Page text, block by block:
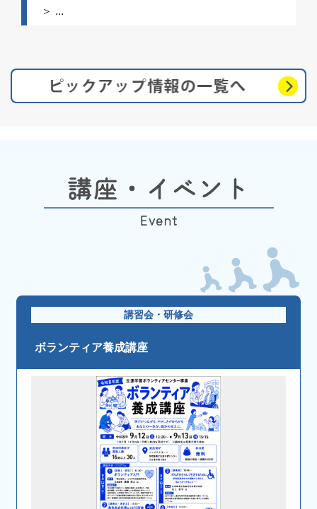
＞ ...
講習会・研修会
ボランティア養成講座